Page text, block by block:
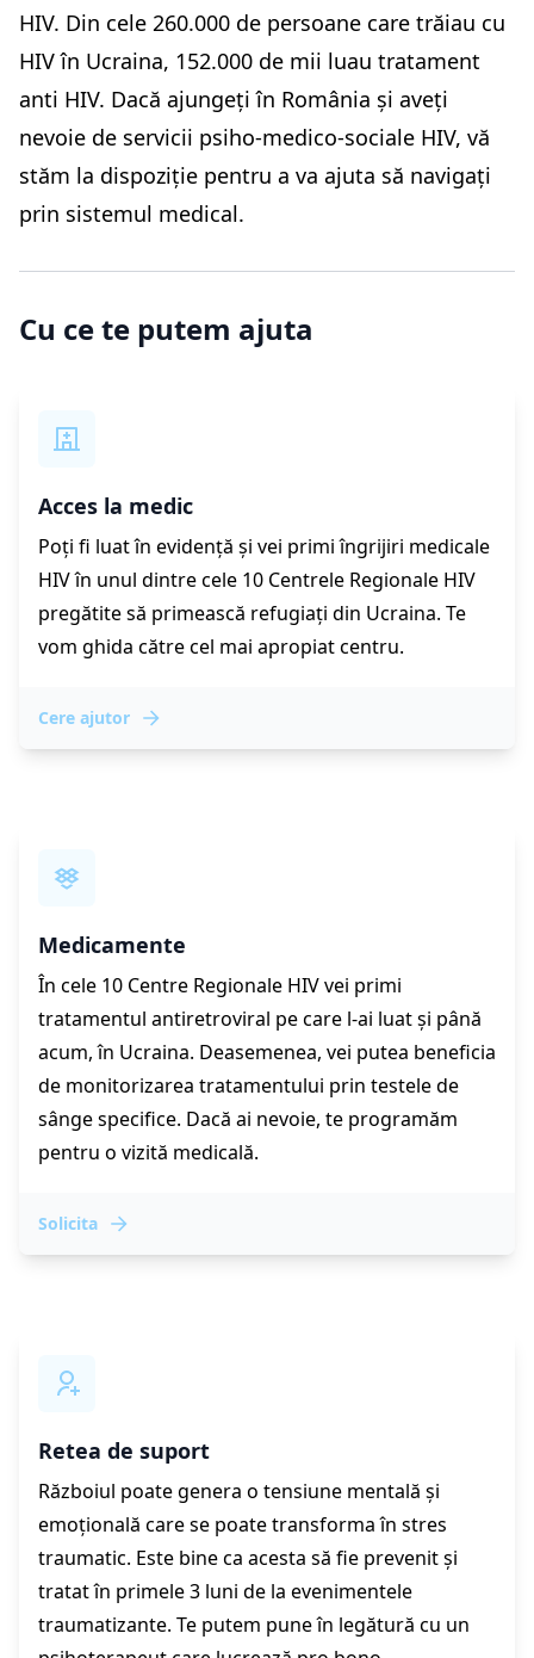
HIV. Din cele 260.000 de persoane care trăiau cu
HIV în Ucraina, 152.000 de mii luau tratament
anti HIV. Dacă ajungeți în România și aveți
nevoie de servicii psiho-medico-sociale HIV, vă
stăm la dispoziție pentru a va ajuta să navigați
prin sistemul medical.
Cu ce te putem ajuta
Acces la medic
Poți fi luat în evidență și vei primi îngrijiri medicale
HIV în unul dintre cele 10 Centrele Regionale HIV
pregătite să primească refugiați din Ucraina. Te
vom ghida către cel mai apropiat centru.
Cere ajutor
Medicamente
În cele 10 Centre Regionale HIV vei primi
tratamentul antiretroviral pe care l-ai luat și până
acum, în Ucraina. Deasemenea, vei putea beneficia
de monitorizarea tratamentului prin testele de
sânge specifice. Dacă ai nevoie, te programăm
pentru o vizită medicală.
Solicita
Retea de suport
Războiul poate genera o tensiune mentală și
emoțională care se poate transforma în stres
traumatic. Este bine ca acesta să fie prevenit și
tratat în primele 3 luni de la evenimentele
traumatizante. Te putem pune în legătură cu un